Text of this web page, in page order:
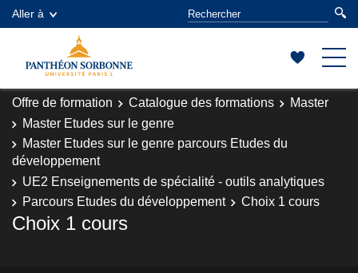
Aller à
Offre de formation Catalogue des formations
Master
Master Etudes sur le genre
Master Etudes sur le genre parcours Etudes du
développement
UE2 Enseignements de spécialité - outils analytiques
Parcours Etudes du développement
Choix 1 cours
Choix 1 cours